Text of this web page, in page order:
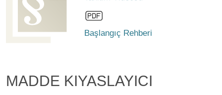
Başlangıç Rehberi
MADDE KIYASLAYICI